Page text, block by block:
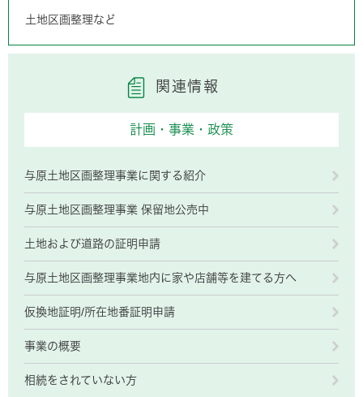
土地区画整理など
関連情報
計画・事業・政策
与原土地区画整理事業に関する紹介
与原土地区画整理事業 保留地公売中
土地および道路の証明申請
与原土地区画整理事業地内に家や店舗等を建てる方へ
仮換地証明/所在地番証明申請
事業の概要
相続をされていない方